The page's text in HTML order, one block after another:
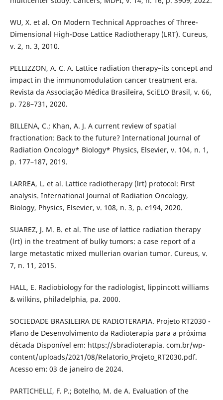
WU, X. et al. On Modern Technical Approaches of Three-
Dimensional High-Dose Lattice Radiotherapy (LRT). Cureus,
v. 2, n. 3, 2010.
PELLIZZON, A. C. A. Lattice radiation therapy–its concept and
impact in the immunomodulation cancer treatment era.
Revista da Associação Médica Brasileira, SciELO Brasil, v. 66,
p. 728–731, 2020.
BILLENA, C.; Khan, A. J. A current review of spatial
fractionation: Back to the future? International Journal of
Radiation Oncology* Biology* Physics, Elsevier, v. 104, n. 1,
p. 177–187, 2019.
LARREA, L. et al. Lattice radiotherapy (lrt) protocol: First
analysis. International Journal of Radiation Oncology,
Biology, Physics, Elsevier, v. 108, n. 3, p. e194, 2020.
SUAREZ, J. M. B. et al. The use of lattice radiation therapy
(lrt) in the treatment of bulky tumors: a case report of a
large metastatic mixed mullerian ovarian tumor. Cureus, v.
7, n. 11, 2015.
HALL, E. Radiobiology for the radiologist, lippincott williams
& wilkins, philadelphia, pa. 2000.
SOCIEDADE BRASILEIRA DE RADIOTERAPIA. Projeto RT2030 -
Plano de Desenvolvimento da Radioterapia para a próxima
década Disponível em: https://sbradioterapia. com.br/wp-
content/uploads/2021/08/Relatorio_Projeto_RT2030.pdf.
Acesso em: 03 de janeiro de 2024.
PARTICHELLI, F. P.; Botelho, M. de A. Evaluation of the